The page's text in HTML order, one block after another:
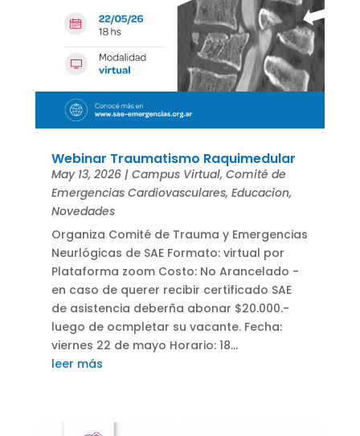
Webinar Traumatismo Raquimedular
May 13, 2026| Campus Virtual, Comité de
Emergencias Cardiovasculares, Educacion,
Novedades
Organiza Comité de Trauma y Emergencias
Neurlógicas de SAE Formato: virtual por
Plataforma zoom Costo: No Arancelado -
en caso de querer recibir certificado SAE
de asistencia deberña abonar $20.000.-
luego de ocmpletar su vacante. Fecha:
viernes 22 de mayo Horario: 18...
leer más